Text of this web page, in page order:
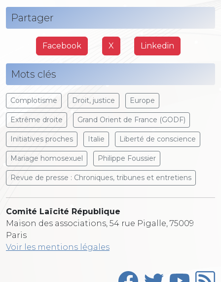
Partager
Facebook X Linkedin
Mots clés
Complotisme Droit, justice Europe
Extrême droite Grand Orient de France (GODF)
Initiatives proches Italie Liberté de conscience
Mariage homosexuel Philippe Foussier
Revue de presse : Chroniques, tribunes et entretiens
Comité Laïcité République
Maison des associations, 54 rue Pigalle, 75009
Paris
Voir les mentions légales